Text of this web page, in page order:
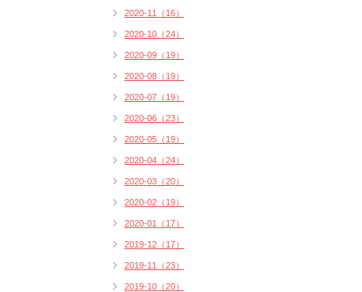
2020-11（16）
2020-10（24）
2020-09（19）
2020-08（19）
2020-07（19）
2020-06（23）
2020-05（19）
2020-04（24）
2020-03（20）
2020-02（19）
2020-01（17）
2019-12（17）
2019-11（23）
2019-10（20）